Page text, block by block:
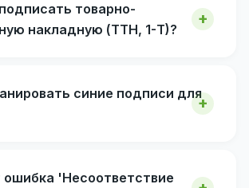
товарно-
накладную (ТТН, 1-Т)?
синие подписи для
ошибка 'Несоответствие